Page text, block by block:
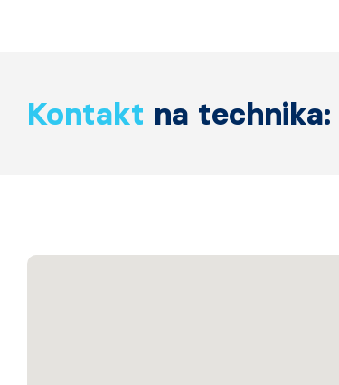
Kontakt na technika: